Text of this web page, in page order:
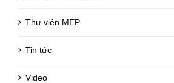
Thư viện MEP
Tin tức
Video